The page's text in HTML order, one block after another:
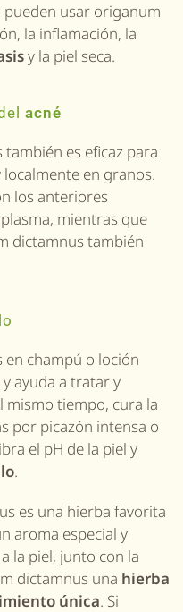
pueden usar origanum
la inflamación, la
y la piel seca.
acné
también es eficaz para
localmente en granos.
losanteriores
mientras que
dictamnustambién
en champú o loción
y ayuda a tratar y
mismo tiempo, cura la
por picazón intensa o
el pH de la piel y
.
es una hierba favorita
aroma especial y
la piel, junto con la
dictamnus una hierba
única. Si